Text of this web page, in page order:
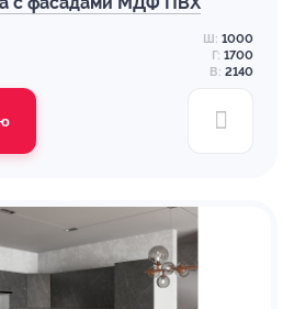
Ш: 1000
Г: 1700
В: 2140